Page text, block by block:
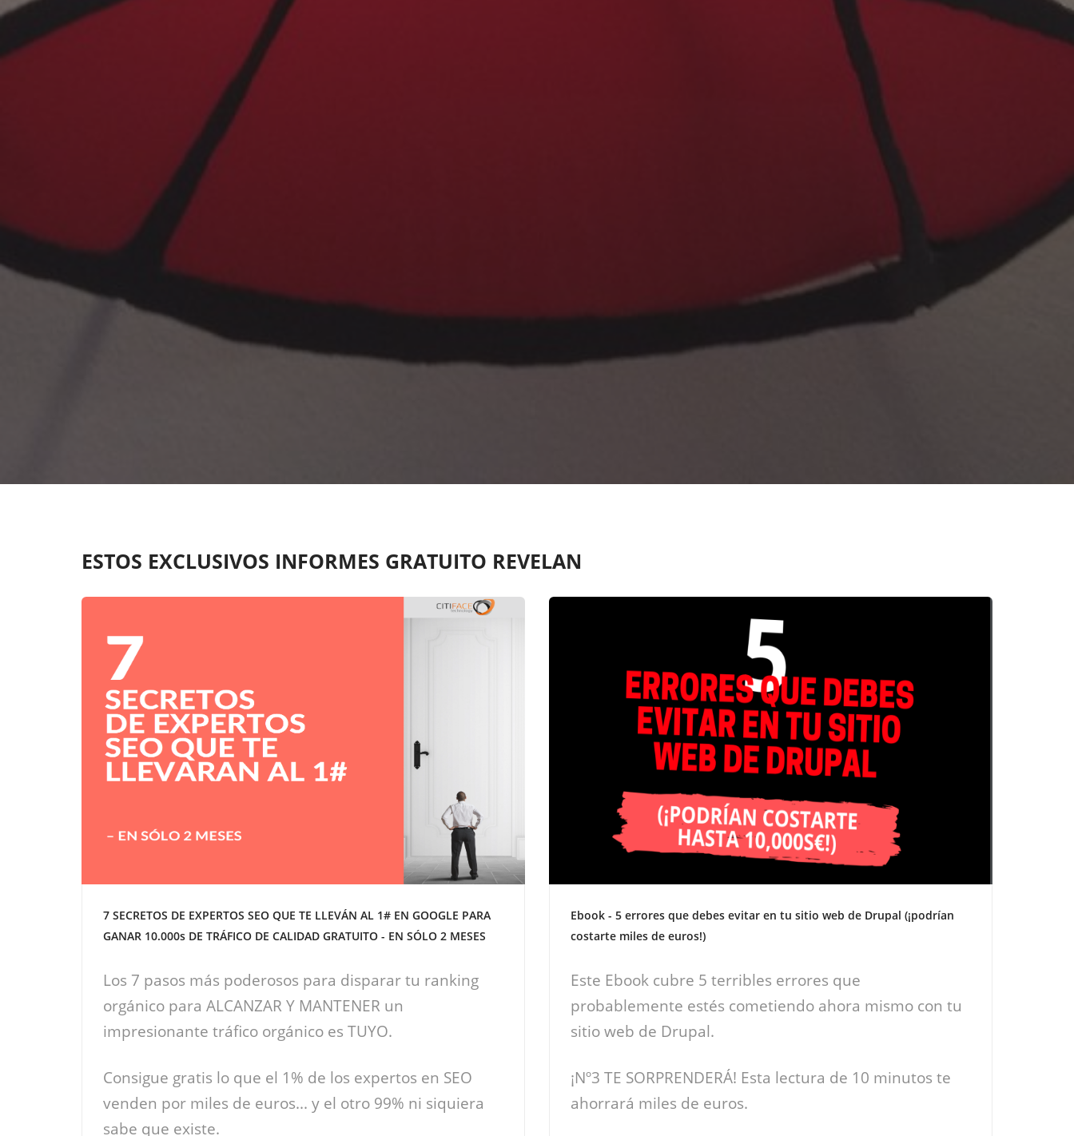
ESTOS EXCLUSIVOS INFORMES GRATUITO REVELAN
7 SECRETOS DE EXPERTOS SEO QUE TE LLEVÁN AL 1# EN GOOGLE PARA
GANAR 10.000s DE TRÁFICO DE CALIDAD GRATUITO - EN SÓLO 2 MESES
Los 7 pasos más poderosos para disparar tu ranking
orgánico para ALCANZAR Y MANTENER un
impresionante tráfico orgánico es TUYO.
Consigue gratis lo que el 1% de los expertos en SEO
venden por miles de euros... y el otro 99% ni siquiera
sabe que existe.
Ebook - 5 errores que debes evitar en tu sitio web de Drupal (¡podrían
costarte miles de euros!)
Este Ebook cubre 5 terribles errores que
probablemente estés cometiendo ahora mismo con tu
sitio web de Drupal.
¡Nº3 TE SORPRENDERÁ! Esta lectura de 10 minutos te
ahorrará miles de euros.